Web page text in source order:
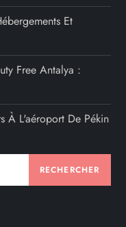
Et
Free Antalya :
À L'aéroport De Pékin